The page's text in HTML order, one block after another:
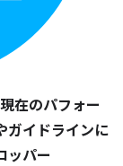
在のパフォー
ガイドラインに
ッパー